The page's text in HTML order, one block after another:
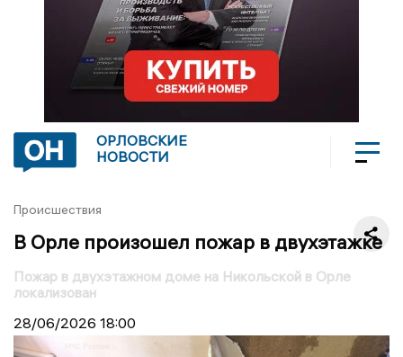
ОРЛОВСКИЕ
НОВОСТИ
Происшествия
В Орле произошел пожар в двухэтажке
Пожар в двухэтажном доме на Никольской в Орле
локализован
28/06/2026 18:00